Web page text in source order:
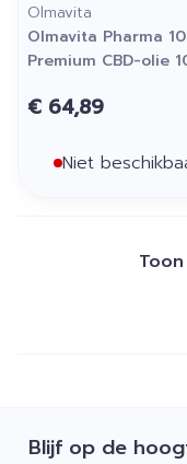
Olmavita
Olmavita Pharma
Premium CBD-olie
€ 64,89
Niet
Toon
Blijf op de